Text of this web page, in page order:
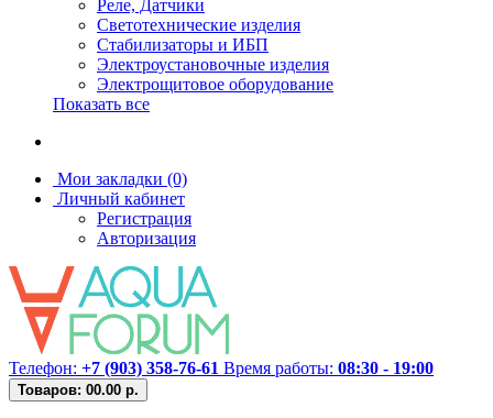
Реле, Датчики
Светотехнические изделия
Стабилизаторы и ИБП
Электроустановочные изделия
Электрощитовое оборудование
Показать все
Мои закладки (0)
Личный кабинет
Регистрация
Авторизация
Телефон: +7 (903) 358-76-61 Время работы: 08:30 - 19:00
Товаров: 00.00 р.